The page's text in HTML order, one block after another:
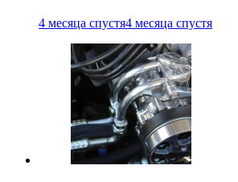
4 месяца спустя4 месяца спустя